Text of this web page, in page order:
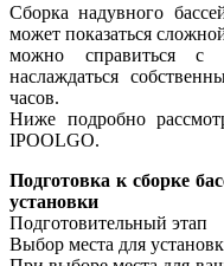
Сборка надувного
может показаться
можно справиться с
наслаждаться
часов.
Ниже подробно
IPOOLGO.
Подготовка к сборке
установки
Подготовительный этап
Выбор места для